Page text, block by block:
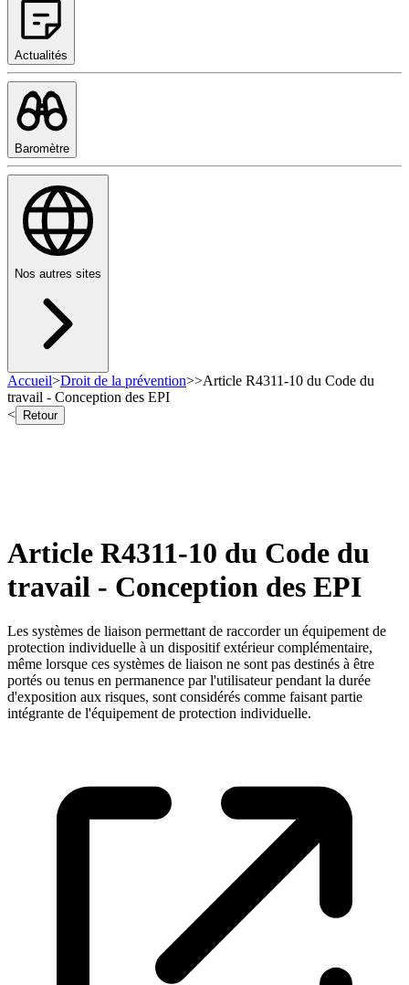
Actualités
Baromètre
Nos autres sites
Accueil>Droit de la prévention>>Article R4311-10 du Code du
travail - Conception des EPI
<
Retour
Article R4311-10 du Code du
travail - Conception des EPI
Les systèmes de liaison permettant de raccorder un équipement de
protection individuelle à un dispositif extérieur complémentaire,
même lorsque ces systèmes de liaison ne sont pas destinés à être
portés ou tenus en permanence par l'utilisateur pendant la durée
d'exposition aux risques, sont considérés comme faisant partie
intégrante de l'équipement de protection individuelle.